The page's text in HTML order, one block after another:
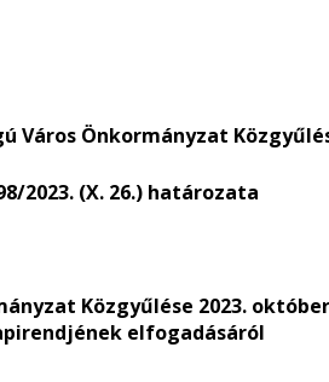
Város Önkormányzat
2023. (X. 26.) határozata
Közgyűlése 2023.
elfogadásáról